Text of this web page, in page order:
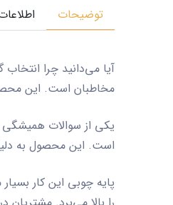
توضیحات
آیا می‌دانید چرا
مخاطبان است. این
یکی از سوالات
است. این محصول به
پایه چوبی این کار